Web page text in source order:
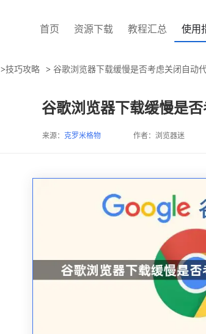
首页 资源下载 教程汇总 使用
>技巧攻略 > 谷歌浏览器下载缓慢是否考虑关闭自动
谷歌浏览器下载缓慢是
来源： 克罗米格物 作者：浏览器迷